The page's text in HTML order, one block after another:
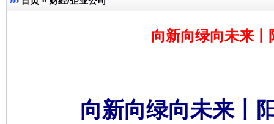
向新向绿向未来
向新向绿向未来丨